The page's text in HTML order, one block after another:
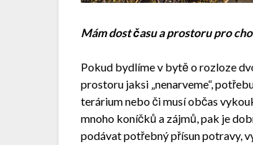
Mám dost času a prostoru pro
Pokud bydlíme v bytě o rozloze
prostoru jaksi „nenarveme“,
terárium nebo či musí občas
mnoho koníčků a zájmů, pak je
podávat potřebný přísun potravy,